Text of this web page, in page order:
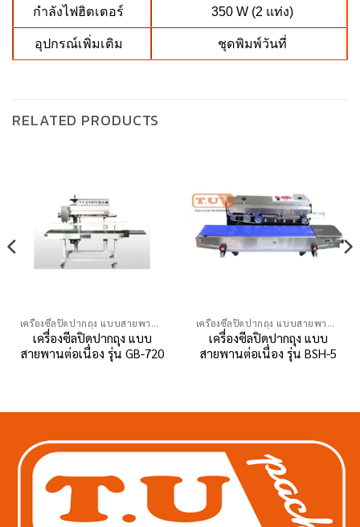
กำลังไฟฮิตเตอร์ 350 W (2 แท่ง)
อุปกรณ์เพิ่มเติม ชุดพิมพ์วันที่
RELATED PRODUCTS
เครื่องซีลปิดปากถุง แบบสายพานต่อเนื่อง
เครื่องซีลปิดปากถุง แบบ
สายพานต่อเนื่อง รุ่น GB-720
เครื่องซีลปิดปากถุง แบบสายพานต่อเนื่อง
เครื่องซีลปิดปากถุง แบบ
สายพานต่อเนื่อง รุ่น BSH-5